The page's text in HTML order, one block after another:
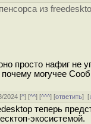
из
просто нафиг не
почему могучее
2024 [^] [^^] [^^^] [ответить][
теперь
экосистемой.